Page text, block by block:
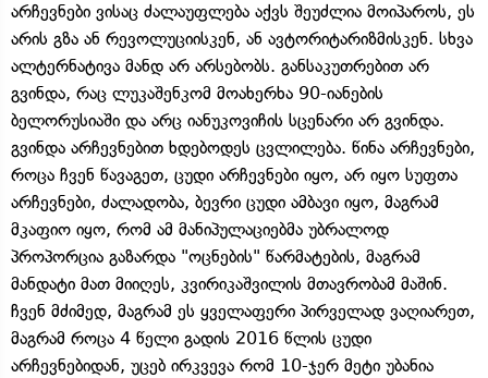
არჩევნები ვისაც ძალაუფლება აქვს შეუძლია მოიპაროს, ეს
არის გზა ან რევოლუციისკენ, ან ავტორიტარიზმისკენ. სხვა
ალტერნატივა მანდ არ არსებობს. განსაკუთრებით არ
გვინდა, რაც ლუკაშენკომ მოახერხა 90-იანების
ბელორუსიაში და არც იანუკოვიჩის სცენარი არ გვინდა.
გვინდა არჩევნებით ხდებოდეს ცვლილება. წინა არჩევნები,
როცა ჩვენ წავაგეთ, ცუდი არჩევნები იყო, არ იყო სუფთა
არჩევნები, ძალადობა, ბევრი ცუდი ამბავი იყო, მაგრამ
მკაფიო იყო, რომ ამ მანიპულაციებმა უბრალოდ
პროპორცია გაზარდა "ოცნების" წარმატების, მაგრამ
მანდატი მათ მიიღეს, კვირიკაშვილის მთავრობამ მაშინ.
ჩვენ მძიმედ, მაგრამ ეს ყველაფერი პირველად ვაღიარეთ,
მაგრამ როცა 4 წელი გადის 2016 წლის ცუდი
არჩევნებიდან, უცებ ირკვევა რომ 10-ჯერ მეტი უბანია